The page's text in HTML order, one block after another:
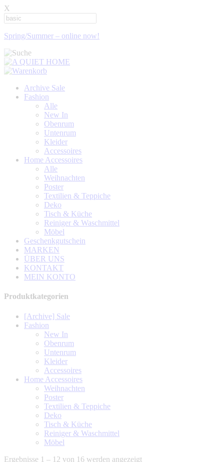
X
Spring/Summer – online now!
Archive Sale
Fashion
Alle
New In
Obenrum
Untenrum
Kleider
Accessoires
Home Accessoires
Alle
Weihnachten
Poster
Textilien & Teppiche
Deko
Tisch & Küche
Reiniger & Waschmittel
Möbel
Geschenkgutschein
MARKEN
ÜBER UNS
KONTAKT
MEIN KONTO
Produktkategorien
[Archive] Sale
Fashion
New In
Obenrum
Untenrum
Kleider
Accessoires
Home Accessoires
Weihnachten
Poster
Textilien & Teppiche
Deko
Tisch & Küche
Reiniger & Waschmittel
Möbel
Ergebnisse 1 – 12 von 16 werden angezeigtNach